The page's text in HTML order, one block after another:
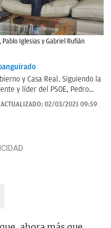
Iglesias y Gabriel Rufián
y Casa Real. Siguiendo la
y líder del PSOE, Pedro
España. También política
ACTUALIZADO: 02/03/2021 09:59